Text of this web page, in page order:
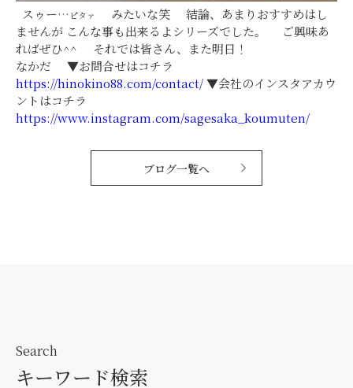
スゥー… ピタァ
みたいな笑 結論、あまりおすすめはし
ませんが こんな事も出来るよシリーズでした。 ご興味あ
ればぜひ^^ それでは皆さん、また明日！
なかだ ▼お問合せはコチラ
https://hinokino88.com/contact/▼会社のインスタアカウ
ントはコチラ
https://www.instagram.com/sagesaka_koumuten/
ブログ一覧へ
Search
キーワード検索